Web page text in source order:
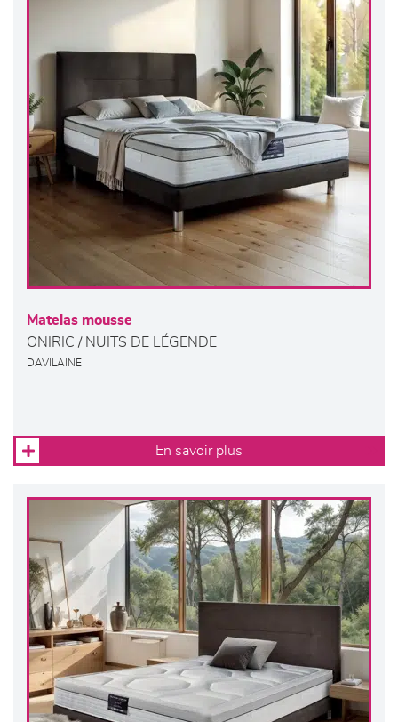
Matelas mousse
ONIRIC / NUITS DE LÉGENDE
DAVILAINE
En savoir plus